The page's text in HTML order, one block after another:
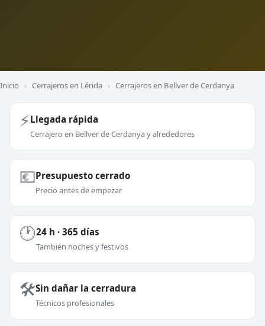
Inicio › Cerrajeros en Lérida › Cerrajeros en Bellver de Cerdanya
⚡Llegada rápida
Cerrajero en Bellver de Cerdanya y alrededores
💶Presupuesto cerrado
Precio antes de empezar
🕐24 h · 365 días
También noches y festivos
🛠️Sin dañar la cerradura
Técnicos profesionales